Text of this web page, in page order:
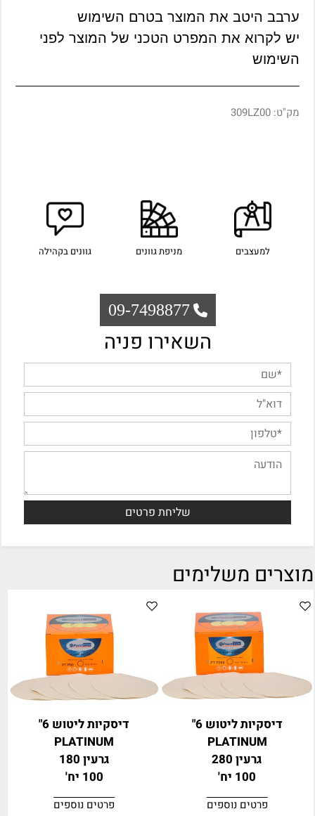
ערבב היטב את המוצר בטרם השימוש
יש לקרוא את המפרט הטכני של המוצר לפני
השימוש
מק"ט: 309LZ00
למעצבים מניפת גוונים גוונים בקהילה
09-7498877
השאירו פניה
מוצרים משלימים
דיסקיות ליטוש 6"
PLATINUM
גרעין 280
100 יח'
פרטים נוספים
דיסקיות ליטוש 6"
PLATINUM
גרעין 180
100 יח'
פרטים נוספים